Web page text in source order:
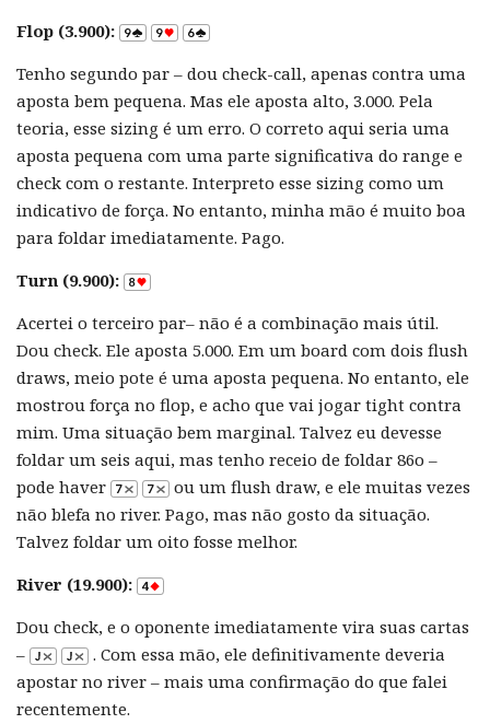
Flop (3.900):
Tenho segundo par – dou check-call, apenas contra uma
aposta bem pequena. Mas ele aposta alto, 3.000. Pela
teoria, esse sizing é um erro. O correto aqui seria uma
aposta pequena com uma parte significativa do range e
check com o restante. Interpreto esse sizing como um
indicativo de força. No entanto, minha mão é muito boa
para foldar imediatamente. Pago.
Turn (9.900):
Acertei o terceiro par– não é a combinação mais útil.
Dou check. Ele aposta 5.000. Em um board com dois flush
draws, meio pote é uma aposta pequena. No entanto, ele
mostrou força no flop, e acho que vai jogar tight contra
mim. Uma situação bem marginal. Talvez eu devesse
foldar um seis aqui, mas tenho receio de foldar 86o –
pode haver
ou um flush draw, e ele muitas vezes
não blefa no river. Pago, mas não gosto da situação.
Talvez foldar um oito fosse melhor.
River (19.900):
Dou check, e o oponente imediatamente vira suas cartas
–
. Com essa mão, ele definitivamente deveria
apostar no river – mais uma confirmação do que falei
recentemente.